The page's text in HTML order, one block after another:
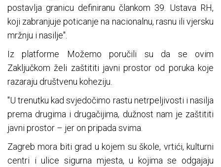
postavlja granicu definiranu člankom 39. Ustava RH,
koji zabranjuje poticanje na nacionalnu, rasnu ili vjersku
mržnju i nasilje".
Iz platforme Možemo poručili su da se ovim
Zaključkom želi zaštititi javni prostor od poruka koje
razaraju društvenu koheziju.
"U trenutku kad svjedočimo rastu netrpeljivosti i nasilja
prema drugima i drugačijima, dužnost nam je zaštititi
javni prostor – jer on pripada svima.
Zagreb mora biti grad u kojem su škole, vrtići, kulturni
centri i ulice sigurna mjesta, u kojima se odgajaju